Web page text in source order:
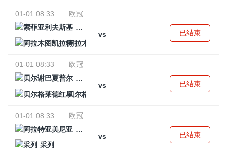
01-01 08:33
欧冠
索菲亚利夫斯基
vs
阿拉木图凯拉特
已结束
01-01 08:33
欧冠
贝尔谢巴夏普尔
vs
贝尔格莱德红星
已结束
01-01 08:33
欧冠
阿拉特亚美尼亚
vs
采列
已结束